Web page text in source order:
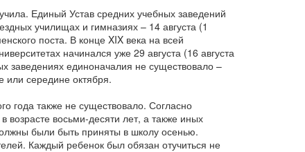
Единый Устав средних учебных заведений
училищах и гимназиях – 14 августа (1
поста. В конце XIX века на всей
начинался уже 29 августа (16 августа
заведениях единоначалия не существовало –
или середине октября.
года также не существовало. Согласно
возрасте восьми-десяти лет, а также иных
были быть приняты в школу осенью.
Каждый ребенок был обязан отучиться не